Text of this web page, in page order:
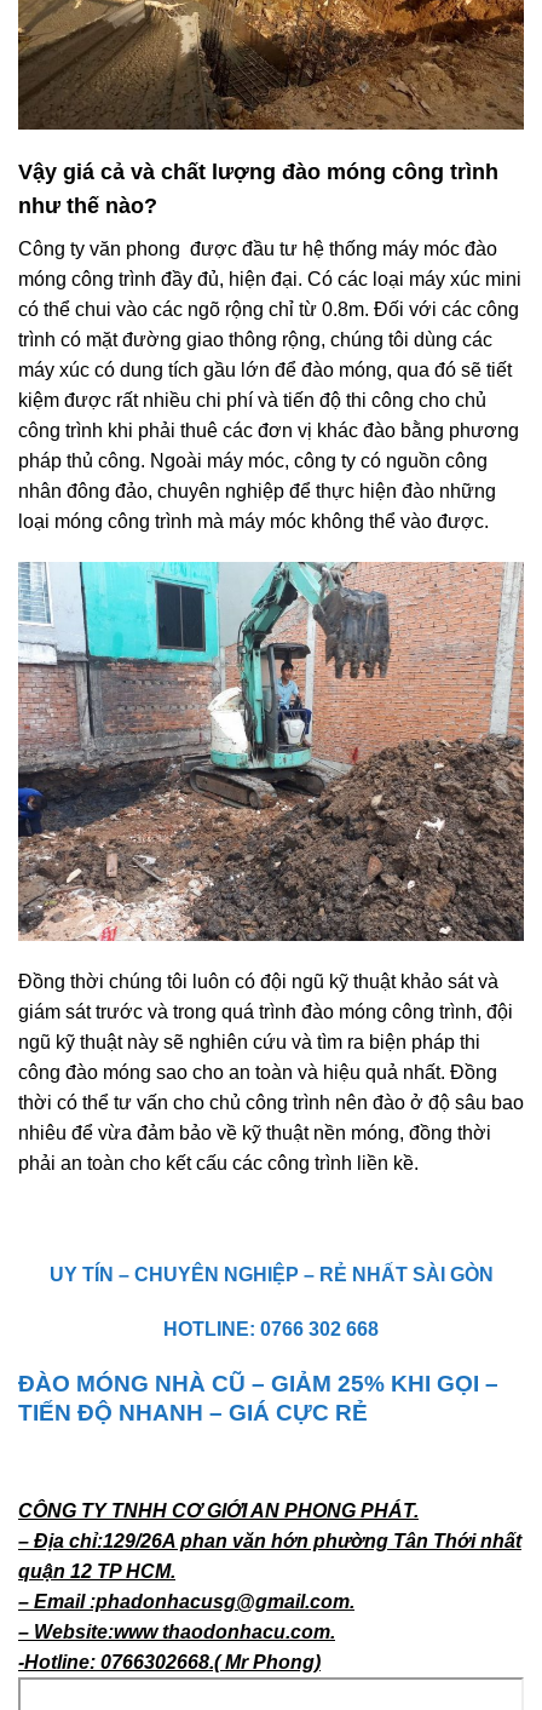
Vậy giá cả và chất lượng đào móng công trình
như thế nào?
Công ty văn phong được đầu tư hệ thống máy móc đào
móng công trình đầy đủ, hiện đại. Có các loại máy xúc mini
có thể chui vào các ngõ rộng chỉ từ 0.8m. Đối với các công
trình có mặt đường giao thông rộng, chúng tôi dùng các
máy xúc có dung tích gầu lớn để đào móng, qua đó sẽ tiết
kiệm được rất nhiều chi phí và tiến độ thi công cho chủ
công trình khi phải thuê các đơn vị khác đào bằng phương
pháp thủ công. Ngoài máy móc, công ty có nguồn công
nhân đông đảo, chuyên nghiệp để thực hiện đào những
loại móng công trình mà máy móc không thể vào được.
Đồng thời chúng tôi luôn có đội ngũ kỹ thuật khảo sát và
giám sát trước và trong quá trình đào móng công trình, đội
ngũ kỹ thuật này sẽ nghiên cứu và tìm ra biện pháp thi
công đào móng sao cho an toàn và hiệu quả nhất. Đồng
thời có thể tư vấn cho chủ công trình nên đào ở độ sâu bao
nhiêu để vừa đảm bảo về kỹ thuật nền móng, đồng thời
phải an toàn cho kết cấu các công trình liền kề.
UY TÍN – CHUYÊN NGHIỆP – RẺ NHẤT SÀI GÒN
HOTLINE: 0766 302 668
ĐÀO MÓNG NHÀ CŨ – GIẢM 25% KHI GỌI –
TIẾN ĐỘ NHANH – GIÁ CỰC RẺ
CÔNG TY TNHH CƠ GIỚI AN PHONG PHÁT.
– Địa chỉ:129/26A phan văn hớn phường Tân Thới nhất
quận 12 TP HCM.
– Email :phadonhacusg@gmail.com.
– Website:www thaodonhacu.com.
-Hotline: 0766302668.( Mr Phong)